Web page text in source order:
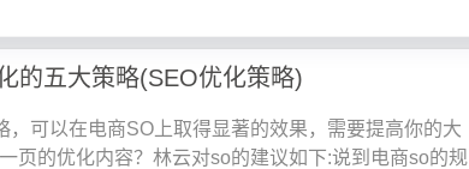
的五大策略(SEO优化策略)
，可以在电商SO上取得显著的效果，需要提高你的大
页的优化内容？林云对so的建议如下:说到电商so的规